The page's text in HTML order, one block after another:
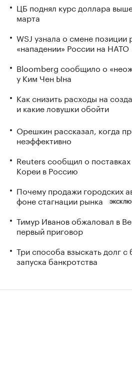
ЦБ поднял курс доллара
марта
WSJ узнала о смене
«нападении» России на НАТО
Bloomberg сообщило о
у Ким Чен Ына
Как снизить расходы на
и какие ловушки обойти
Орешкин рассказал, когда
неэффективно
Reuters сообщил о
Кореи в Россию
Почему продажи городских
фоне стагнации рынка
Тимур Иванов обжаловал в
первый приговор
Три способа взыскать долг
запуска банкротства